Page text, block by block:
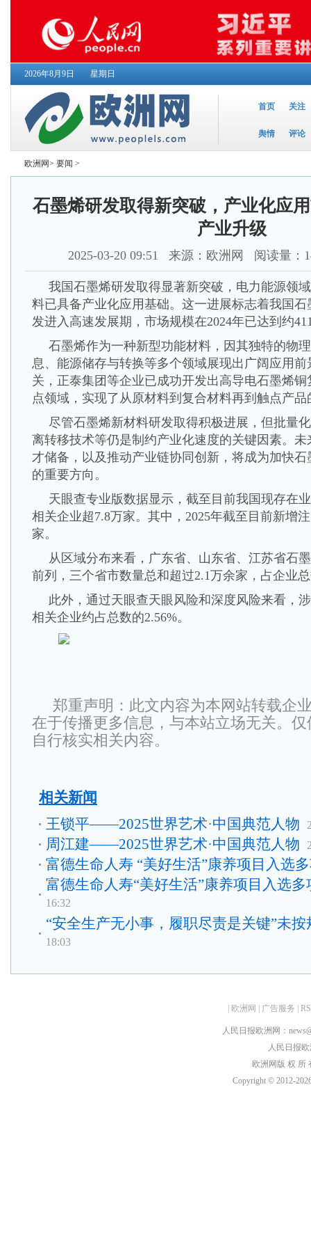
2026年8月9日 星期日
首页 关注
舆情 评论
欧洲网> 要闻 >
石墨烯研发取得新突破，产业化应
产业升级
2025-03-20 09:51 来源：欧洲网 阅读量：
我国石墨烯研发取得显著新突破，电力能源领
料已具备产业化应用基础。这一进展标志着我国
发进入高速发展期，市场规模在2024年已达到约
石墨烯作为一种新型功能材料，因其独特的物
息、能源储存与转换等多个领域展现出广阔应用
关，正泰集团等企业已成功开发出高导电石墨烯
点领域，实现了从原材料到复合材料再到触点产
尽管石墨烯新材料研发取得积极进展，但批量
离转移技术等仍是制约产业化速度的关键因素。
才储备，以及推动产业链协同创新，将成为加快
的重要方向。
天眼查专业版数据显示，截至目前我国现存在
相关企业超7.8万家。其中，2025年截至目前新增
家。
从区域分布来看，广东省、山东省、江苏省石
前列，三个省市数量总和超过2.1万余家，占企业
此外，通过天眼查天眼风险和深度风险来看，
相关企业约占总数的2.56%。
郑重声明：此文内容为本网站转载企
在于传播更多信息，与本站立场无关。
自行核实相关内容。
相关新闻
王锁平——2025世界艺术·中国典范人物
周江建——2025世界艺术·中国典范人物
富德生命人寿 “美好生活”康养项目入选
富德生命人寿“美好生活”康养项目入选多
16:32
“安全生产无小事，履职尽责是关键”未按
18:03
欧洲网 广告服务
人民日报欧洲网：
人民日报欧
欧洲网版 权 所
Copyright © 2012-